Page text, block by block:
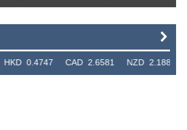
0.4747 CAD 2.6581 NZD 2.1889